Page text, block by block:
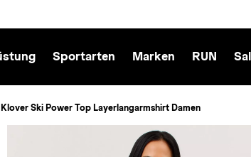
Sportarten Marken RUN
Ski Power Top Layerlangarmshirt Damen